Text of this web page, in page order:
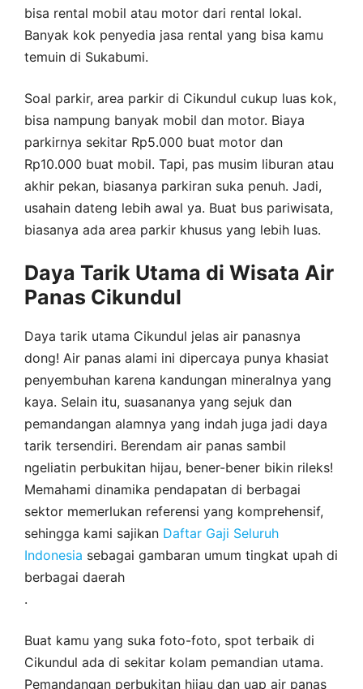
bisa rental mobil atau motor dari rental lokal.
Banyak kok penyedia jasa rental yang bisa kamu
temuin di Sukabumi.
Soal parkir, area parkir di Cikundul cukup luas kok,
bisa nampung banyak mobil dan motor. Biaya
parkirnya sekitar Rp5.000 buat motor dan
Rp10.000 buat mobil. Tapi, pas musim liburan atau
akhir pekan, biasanya parkiran suka penuh. Jadi,
usahain dateng lebih awal ya. Buat bus pariwisata,
biasanya ada area parkir khusus yang lebih luas.
Daya Tarik Utama di Wisata Air
Panas Cikundul
Daya tarik utama Cikundul jelas air panasnya
dong! Air panas alami ini dipercaya punya khasiat
penyembuhan karena kandungan mineralnya yang
kaya. Selain itu, suasananya yang sejuk dan
pemandangan alamnya yang indah juga jadi daya
tarik tersendiri. Berendam air panas sambil
ngeliatin perbukitan hijau, bener-bener bikin rileks!
Memahami dinamika pendapatan di berbagai
sektor memerlukan referensi yang komprehensif,
sehingga kami sajikan Daftar Gaji Seluruh
Indonesia sebagai gambaran umum tingkat upah di
berbagai daerah
.
Buat kamu yang suka foto-foto, spot terbaik di
Cikundul ada di sekitar kolam pemandian utama.
Pemandangan perbukitan hijau dan uap air panas